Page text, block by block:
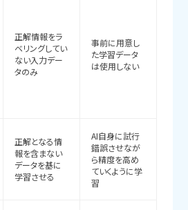
正解情報をラ
ベリングしてい
ない入力デー
タのみ
事前に用意し
た学習データ
は使用しない
正解となる情
報を含まない
データを基に
学習させる
AI自身に試行
錯誤させなが
ら精度を高め
ていくように学
習